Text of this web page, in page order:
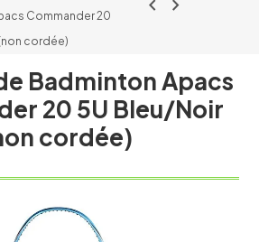
Commander 20
cordée)
chevron_left chevron_right
Badminton Apacs
20 5U Bleu/Noir
cordée)